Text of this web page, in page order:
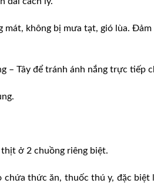
không bị mưa tạt, gió lùa.
– Tây để tránh ánh nắng trực tiếp
ở 2 chuồng riêng biệt.
chứa thức ăn, thuốc thú y, đặc